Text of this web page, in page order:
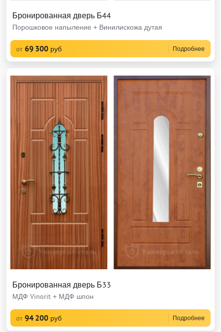
Бронированная дверь Б44
Порошковое напыление + Винилискожа дутая
от 69 300 руб Подробнее
Бронированная дверь Б33
МДФ Vinorit + МДФ шпон
от 94 200 руб Подробнее